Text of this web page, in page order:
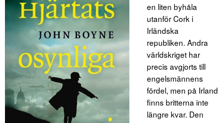
en liten byhåla
utanför Cork i
Irländska
republiken. Andra
världskriget har
precis avgjorts till
engelsmännens
fördel, men på Irland
finns britterna inte
längre kvar. Den